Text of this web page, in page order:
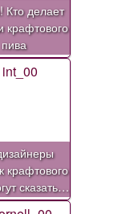
Кто делает
крафтового
пива
крафтового
сказать…